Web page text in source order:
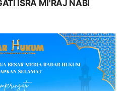
ISRA MI'RAJ NABI